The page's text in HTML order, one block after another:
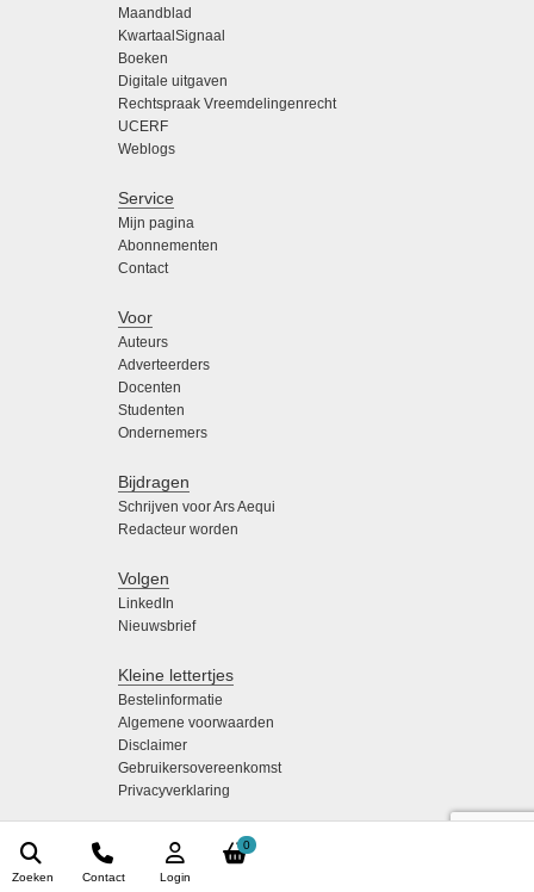
0
Login
Contact
Zoeken
Maandblad
KwartaalSignaal
Boeken
Digitale uitgaven
Rechtspraak Vreemdelingenrecht
UCERF
Weblogs
Service
Mijn pagina
Abonnementen
Contact
Voor
Auteurs
Adverteerders
Docenten
Studenten
Ondernemers
Bijdragen
Schrijven voor Ars Aequi
Redacteur worden
Volgen
LinkedIn
Nieuwsbrief
Kleine lettertjes
Bestelinformatie
Algemene voorwaarden
Disclaimer
Gebruikersovereenkomst
Privacyverklaring